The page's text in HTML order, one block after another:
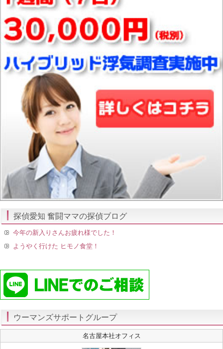
探偵愛知 奮闘ママの探偵ブログ
今年の新入りさんお疲れ様でした！
ようやく行けた ヒモノ食堂！
ウーマンズサポートグループ
名古屋本社オフィス